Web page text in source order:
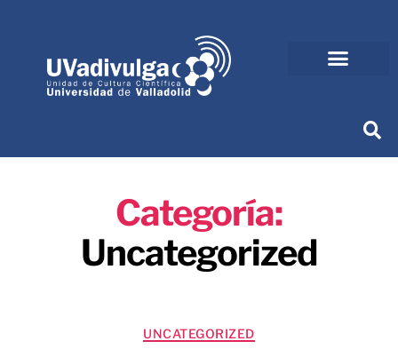
Categoría:
Uncategorized
UNCATEGORIZED